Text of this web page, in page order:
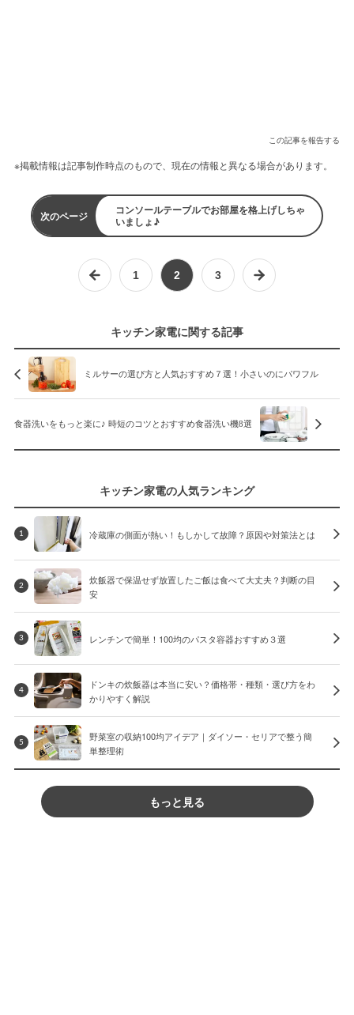
この記事を報告する
※掲載情報は記事制作時点のもので、現在の情報と異なる場合があります。
次のページ
コンソールテーブルでお部屋を格上げしちゃ
いましょ♪
1 2 3
キッチン家電に関する記事
ミルサーの選び方と人気おすすめ７選！小さいのにパワフル
食器洗いをもっと楽に♪ 時短のコツとおすすめ食器洗い機8選
キッチン家電の人気ランキング
1 冷蔵庫の側面が熱い！もしかして故障？原因や対策法とは
2
炊飯器で保温せず放置したご飯は食べて大丈夫？判断の目
安
3 レンチンで簡単！100均のパスタ容器おすすめ３選
4
ドンキの炊飯器は本当に安い？価格帯・種類・選び方をわ
かりやすく解説
5
野菜室の収納100均アイデア｜ダイソー・セリアで整う簡
単整理術
もっと見る